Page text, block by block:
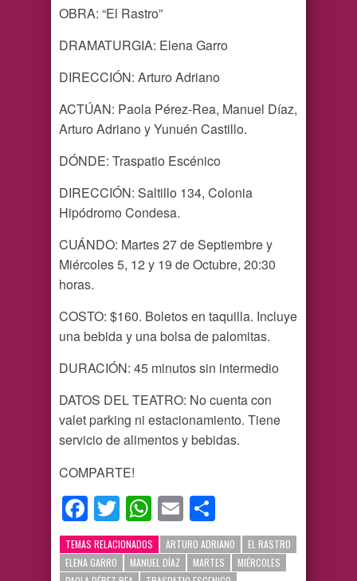
OBRA: “El Rastro”
DRAMATURGIA: Elena Garro
DIRECCIÓN: Arturo Adriano
ACTÚAN: Paola Pérez-Rea, Manuel Díaz,
Arturo Adriano y Yunuén Castillo.
DÓNDE: Traspatio Escénico
DIRECCIÓN: Saltillo 134, Colonia
Hipódromo Condesa.
CUÁNDO: Martes 27 de Septiembre y
Miércoles 5, 12 y 19 de Octubre, 20:30
horas.
COSTO: $160. Boletos en taquilla. Incluye
una bebida y una bolsa de palomitas.
DURACIÓN: 45 minutos sin intermedio
DATOS DEL TEATRO: No cuenta con
valet parking ni estacionamiento. Tiene
servicio de alimentos y bebidas.
COMPARTE!
Facebook
TwitterWhatsApp
Email
TEMAS RELACIONADOS ARTURO ADRIANO
EL RASTRO
ELENA GARRO
MANUEL DÍAZ MARTES
MIÉRCOLES